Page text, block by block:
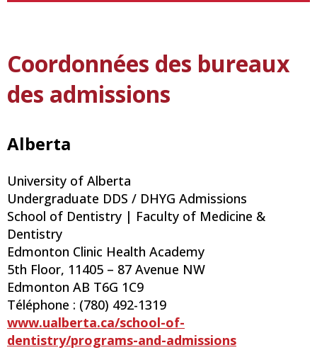
Coordonnées des bureaux
des admissions
Alberta
University of Alberta
Undergraduate DDS / DHYG Admissions
School of Dentistry | Faculty of Medicine &
Dentistry
Edmonton Clinic Health Academy
5th Floor, 11405 – 87 Avenue NW
Edmonton AB T6G 1C9
Téléphone : (780) 492-1319
www.ualberta.ca/school-of-
dentistry/programs-and-admissions